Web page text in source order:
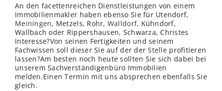
An den facettenreichen Dienstleistungen von einem
Immobilienmakler haben ebenso Sie für Utendorf,
Meiningen, Metzels, Rohr, Walldorf, Kühndorf,
Wallbach oder Rippershausen, Schwarza, Christes
Interesse?Von seinen Fertigkeiten und seinem
Fachwissen soll dieser Sie auf der derStelle profitieren
lassen?Am besten noch heute sollten Sie sich dabei bei
unserem Sachverständigenbüro Immobilien
melden.Einen Termin mit uns absprechen ebenfalls Sie
gleich.